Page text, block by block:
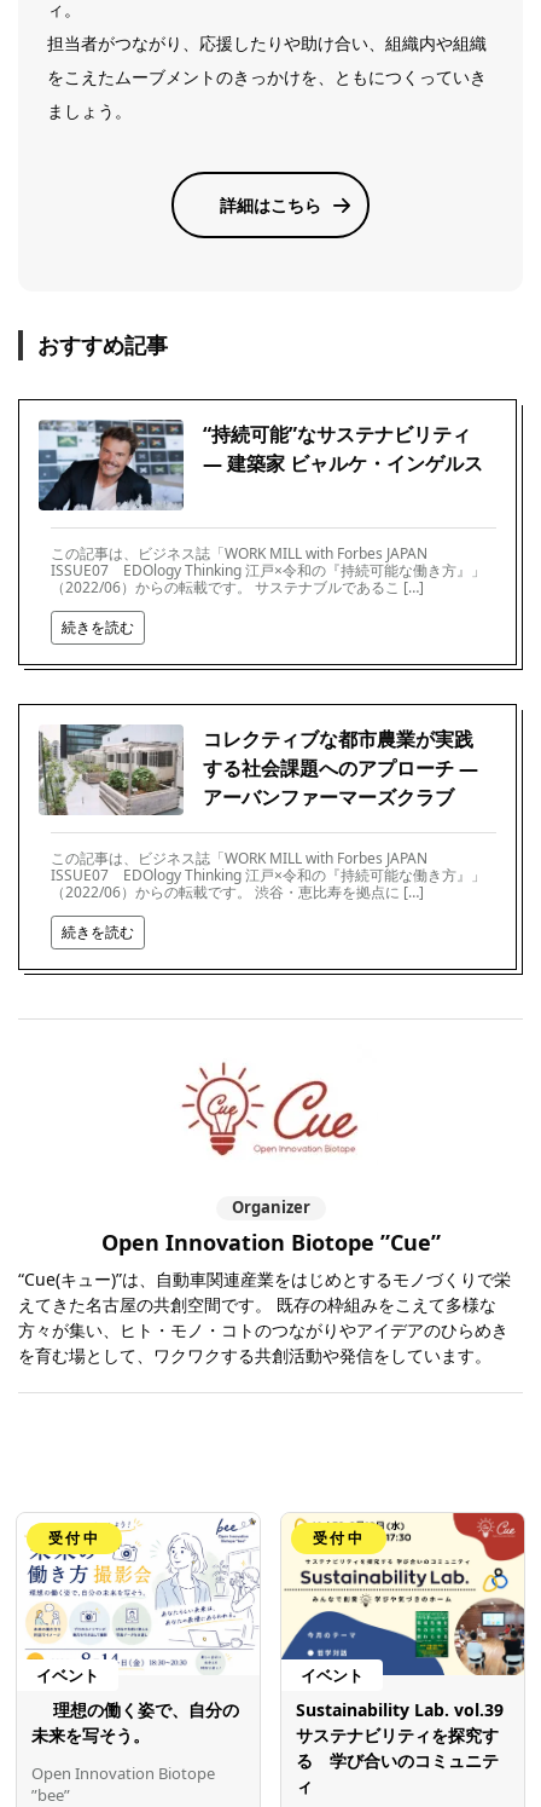
ィ。
担当者がつながり、応援したりや助け合い、組織内や組織
をこえたムーブメントのきっかけを、ともにつくっていき
ましょう。
詳細はこちら
おすすめ記事
“持続可能”なサステナビリティ
― 建築家 ビャルケ・インゲルス
この記事は、ビジネス誌「WORK MILL with Forbes JAPAN
ISSUE07 EDOlogy Thinking 江戸×令和の『持続可能な働き方』」
（2022/06）からの転載です。 サステナブルであるこ […]
続きを読む
コレクティブな都市農業が実践
する社会課題へのアプローチ ―
アーバンファーマーズクラブ
この記事は、ビジネス誌「WORK MILL with Forbes JAPAN
ISSUE07 EDOlogy Thinking 江戸×令和の『持続可能な働き方』」
（2022/06）からの転載です。 渋谷・恵比寿を拠点に […]
続きを読む
Organizer
Open Innovation Biotope ”Cue”
“Cue(キュー)”は、自動車関連産業をはじめとするモノづくりで栄
えてきた名古屋の共創空間です。 既存の枠組みをこえて多様な
方々が集い、ヒト・モノ・コトのつながりやアイデアのひらめき
を育む場として、ワクワクする共創活動や発信をしています。
受付中
イベント
理想の働く姿で、自分の
未来を写そう。
Open Innovation Biotope
”bee”
受付中
イベント
Sustainability Lab. vol.39
サステナビリティを探究す
る 学び合いのコミュニテ
ィ